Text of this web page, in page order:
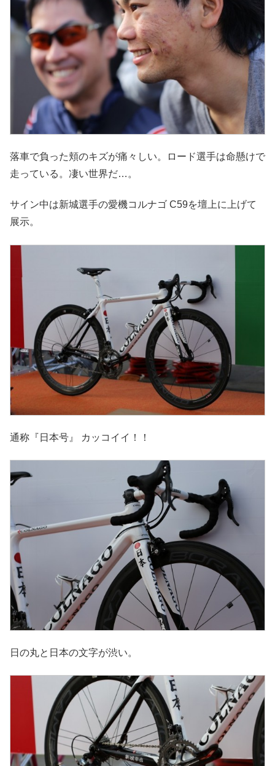
落車で負った頬のキズが痛々しい。ロード選手は命懸けで
走っている。凄い世界だ…。
サイン中は新城選手の愛機コルナゴ C59を壇上に上げて
展示。
通称『日本号』 カッコイイ！！
日の丸と日本の文字が渋い。